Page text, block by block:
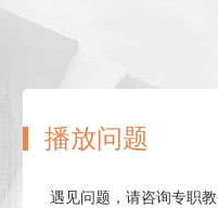
播放问题
遇见问题，请咨询专职